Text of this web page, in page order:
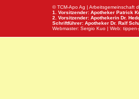
© TCM-Apo Ag | Arbeitsgemeinschaft
1. Vorsitzender: Apotheker Patrick
2. Vorsitzender: Apothekerin Dr.
Schriftführer: Apotheker Dr. Ralf
Webmaster: Sergio Kuo | Web: